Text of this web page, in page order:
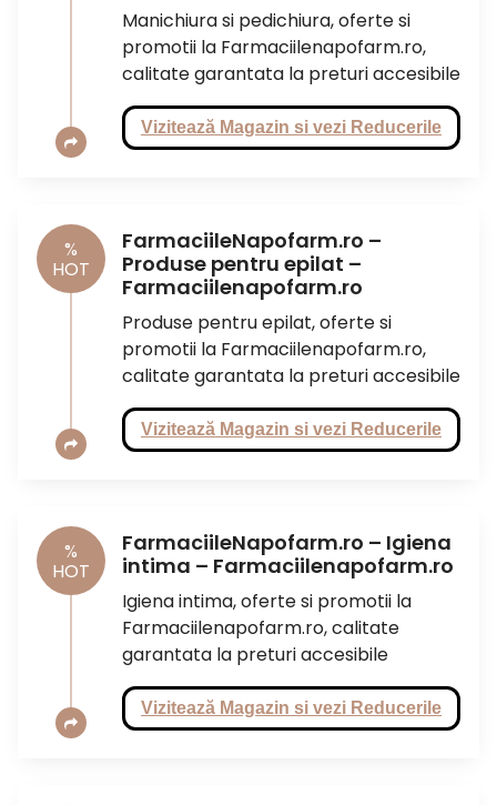
Manichiura si pedichiura, oferte si
promotii la Farmaciilenapofarm.ro,
calitate garantata la preturi accesibile
Vizitează Magazin si vezi Reducerile
%
HOT
FarmaciileNapofarm.ro –
Produse pentru epilat –
Farmaciilenapofarm.ro
Produse pentru epilat, oferte si
promotii la Farmaciilenapofarm.ro,
calitate garantata la preturi accesibile
Vizitează Magazin si vezi Reducerile
%
HOT
FarmaciileNapofarm.ro – Igiena
intima – Farmaciilenapofarm.ro
Igiena intima, oferte si promotii la
Farmaciilenapofarm.ro, calitate
garantata la preturi accesibile
Vizitează Magazin si vezi Reducerile